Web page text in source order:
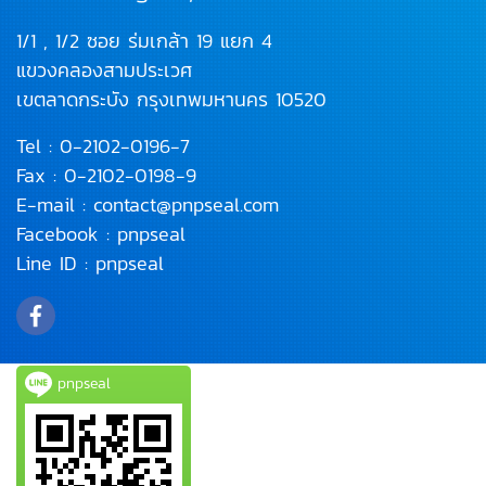
1/1 , 1/2 ซอย ร่มเกล้า 19 แยก 4
แขวงคลองสามประเวศ
เขตลาดกระบัง กรุงเทพมหานคร 10520
Tel : 0-2102-0196-7
Fax : 0-2102-0198-9
E-mail : contact@pnpseal.com
Facebook : pnpseal
Line ID : pnpseal
pnpseal